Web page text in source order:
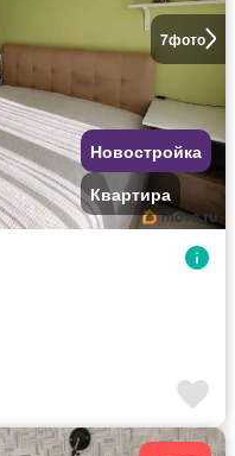
7фото
Новостройка
Квартира